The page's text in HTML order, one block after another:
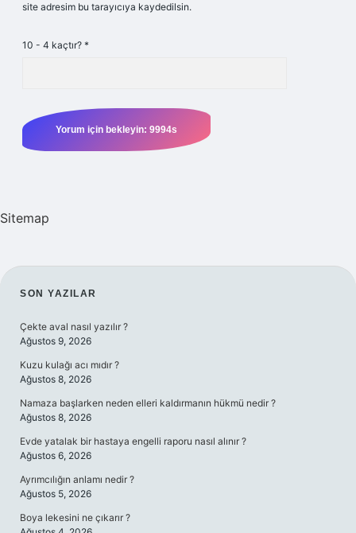
site adresim bu tarayıcıya kaydedilsin.
10 - 4 kaçtır? *
Sitemap
SIDEBAR
SON YAZILAR
Çekte aval nasıl yazılır ?
Ağustos 9, 2026
Kuzu kulağı acı mıdır ?
Ağustos 8, 2026
Namaza başlarken neden elleri kaldırmanın hükmü nedir ?
Ağustos 8, 2026
Evde yatalak bir hastaya engelli raporu nasıl alınır ?
Ağustos 6, 2026
Ayrımcılığın anlamı nedir ?
Ağustos 5, 2026
Boya lekesini ne çıkarır ?